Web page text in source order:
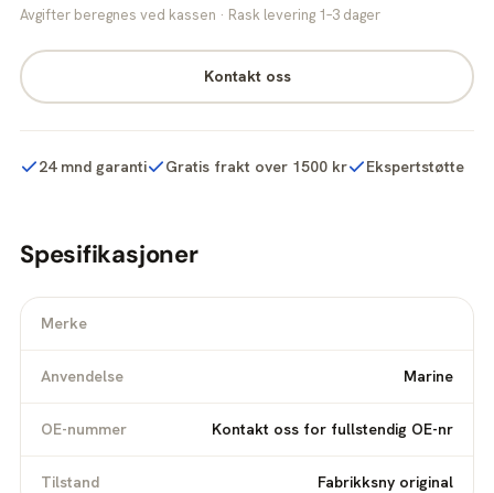
Avgifter beregnes ved kassen · Rask levering 1–3 dager
Kontakt oss
24 mnd garanti Gratis frakt over 1500 kr Ekspertstøtte
Spesifikasjoner
Merke
Anvendelse Marine
OE-nummer Kontakt oss for fullstendig OE-nr
Tilstand Fabrikksny original